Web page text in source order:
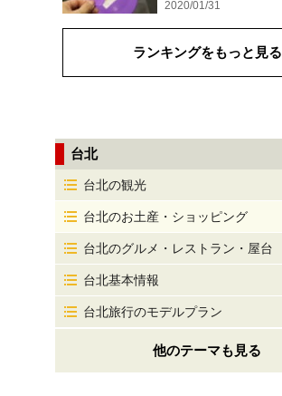
2020/01/31
ランキングをもっと見る
台北
台北の観光
台北のお土産・ショッピング
台北のグルメ・レストラン・屋台
台北基本情報
台北旅行のモデルプラン
他のテーマも見る